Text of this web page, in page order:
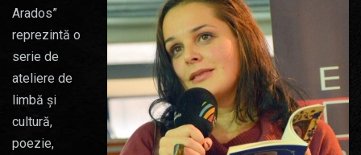
Arados”
reprezintă o
serie de
ateliere de
limbă și
cultură,
poezie,